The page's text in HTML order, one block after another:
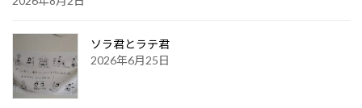
ソラ君とラテ君
2026年6月25日